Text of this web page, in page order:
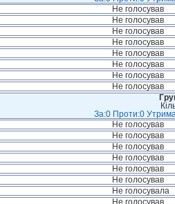
Не голосував
Не голосував
Не голосував
Не голосував
Не голосував
Не голосував
Не голосував
Не голосував
За:0 Проти:0
Не голосував
Не голосував
Не голосував
Не голосував
Не голосував
Не голосував
Не голосувала
Не голосував